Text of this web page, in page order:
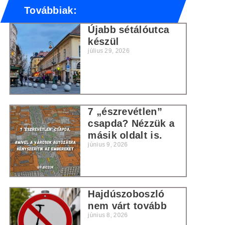
Továbbiak:
Újabb sétálóutca
készül
július 29, 2026
7 „észrevétlen”
csapda? Nézzük a
másik oldalt is.
június 9, 2026
Hajdúszoboszló
nem várt tovább
június 8, 2026